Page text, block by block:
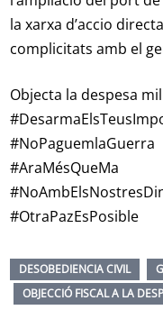
la xarxa d’accio directa
complicitats amb el
Objecta la despesa
#NoPaguemlaGuerra
#AraMésQueMa
#OtraPazEsPosible
DESOBEDIENCIA CIVIL
OBJECCIÓ FISCAL A LA